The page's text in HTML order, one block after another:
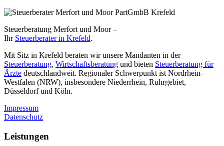
Steuerberatung Merfort und Moor –
Ihr Steuerberater in Krefeld.
Mit Sitz in Krefeld beraten wir unsere Mandanten in der
Steuerberatung, Wirtschaftsberatung und bieten Steuerberatung für
Ärzte deutschlandweit. Regionaler Schwerpunkt ist Nordrhein-
Westfalen (NRW), insbesondere Niederrhein, Ruhrgebiet,
Düsseldorf und Köln.
Impressum
Datenschutz
Leistungen